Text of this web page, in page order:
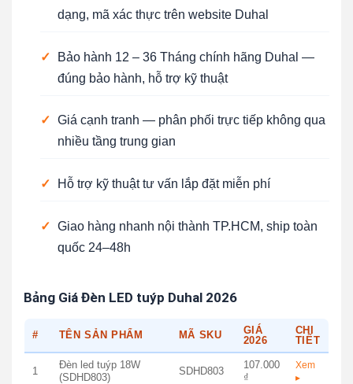
dạng, mã xác thực trên website Duhal
✓
Bảo hành 12 – 36 Tháng chính hãng Duhal —
đúng bảo hành, hỗ trợ kỹ thuật
✓ Giá cạnh tranh — phân phối trực tiếp không qua
nhiều tầng trung gian
✓ Hỗ trợ kỹ thuật tư vấn lắp đặt miễn phí
✓ Giao hàng nhanh nội thành TP.HCM, ship toàn
quốc 24–48h
Bảng Giá Đèn LED tuýp Duhal 2026
# TÊN SẢN PHẨM MÃ SKU
GIÁ
2026
CHI
TIẾT
1
Đèn led tuýp 18W
(SDHD803)
SDHD803
107.000
₫
Xem
▸